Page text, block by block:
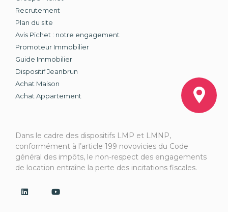
Recrutement
Plan du site
Avis Pichet : notre engagement
Promoteur Immobilier
Guide Immobilier
Dispositif Jeanbrun
Achat Maison
Achat Appartement
Dans le cadre des dispositifs LMP et LMNP,
conformément à l’article 199 novovicies du Code
général des impôts, le non-respect des engagements
de location entraîne la perte des incitations fiscales.